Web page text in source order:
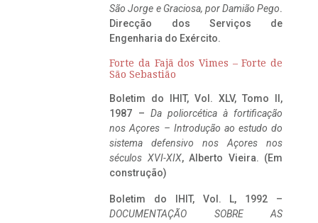
São Jorge e Graciosa, por Damião Pego.
Direcção dos Serviços de
Engenharia do Exército.
Forte da Fajã dos Vimes – Forte de
São Sebastião
Boletim do IHIT, Vol. XLV, Tomo II,
1987 – Da poliorcética à fortificação
nos Açores – Introdução ao estudo do
sistema defensivo nos Açores nos
séculos XVI-XIX, Alberto Vieira. (Em
construção)
Boletim do IHIT, Vol. L, 1992 –
DOCUMENTAÇÃO SOBRE AS